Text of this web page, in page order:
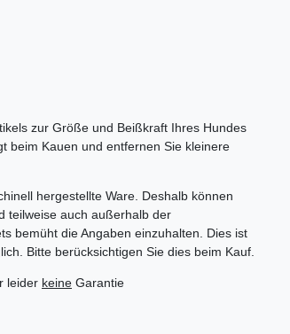
zur Größe und Beißkraft Ihres Hundes
beim Kauen und entfernen Sie kleinere
hergestellte Ware. Deshalb können
teilweise auch außerhalb der
bemüht die Angaben einzuhalten. Dies ist
Bitte berücksichtigen Sie dies beim Kauf.
leider keine Garantie